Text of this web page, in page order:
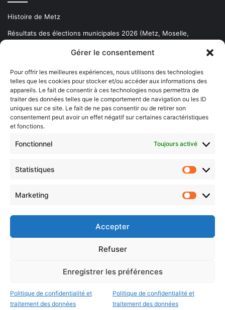
Gérer le consentement
Pour offrir les meilleures expériences, nous utilisons des technologies
telles que les cookies pour stocker et/ou accéder aux informations des
appareils. Le fait de consentir à ces technologies nous permettra de
traiter des données telles que le comportement de navigation ou les ID
uniques sur ce site. Le fait de ne pas consentir ou de retirer son
consentement peut avoir un effet négatif sur certaines caractéristiques
et fonctions.
Fonctionnel Toujours activé
Statistiques
Marketing
Accepter
Refuser
Enregistrer les préférences
Politique de confidentialité et
traitement des données
Politique de confidentialité et
traitement des données
Histoire de Metz
Résultats des élections municipales 2026 (Metz, Moselle,
Newsletter gratuite
Choisissez : matin, soir ou hebdo ?
votre
Metz Plage